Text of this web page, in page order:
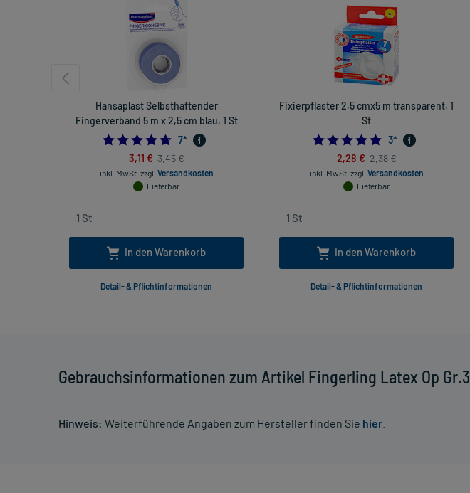
Gebrauchsinformationen zum Artikel Fingerling Latex Op Gr.3
Hinweis: Weiterführende Angaben zum Hersteller finden Sie hier
Hansaplast Selbsthaftender
Fingerverband 5 m x 2,5 cm blau, 1 St
4.714285714285714
7*
3,11 € 3,45 €
inkl. MwSt. zzgl. Versandkosten
Lieferbar
In den Warenkorb
Detail- & Pflichtinformationen
Fixierpflaster 2,5 cmx5 m transparent, 1
St
5.0
3*
2,28 € 2,38 €
inkl. MwSt. zzgl. Versandkosten
Lieferbar
In den Warenkorb
Detail- & Pflichtinformationen